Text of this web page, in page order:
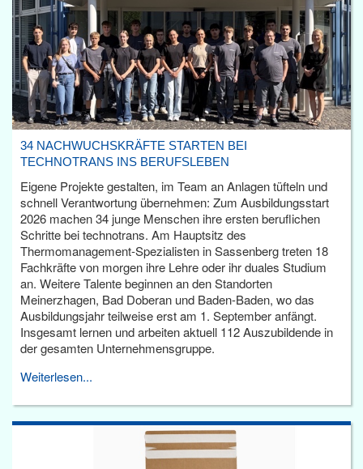
34 NACHWUCHSKRÄFTE STARTEN BEI
TECHNOTRANS INS BERUFSLEBEN
Eigene Projekte gestalten, im Team an Anlagen tüfteln und
schnell Verantwortung übernehmen: Zum Ausbildungsstart
2026 machen 34 junge Menschen ihre ersten beruflichen
Schritte bei technotrans. Am Hauptsitz des
Thermomanagement-Spezialisten in Sassenberg treten 18
Fachkräfte von morgen ihre Lehre oder ihr duales Studium
an. Weitere Talente beginnen an den Standorten
Meinerzhagen, Bad Doberan und Baden-Baden, wo das
Ausbildungsjahr teilweise erst am 1. September anfängt.
Insgesamt lernen und arbeiten aktuell 112 Auszubildende in
der gesamten Unternehmensgruppe.
Weiterlesen...